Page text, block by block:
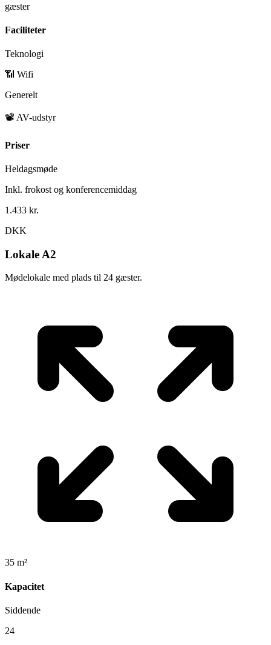
gæster
Faciliteter
Teknologi
📶 Wifi
Generelt
📽️ AV-udstyr
Priser
Heldagsmøde
Inkl. frokost og konferencemiddag
1.433 kr.
DKK
Lokale A2
Mødelokale med plads til 24 gæster.
35 m²
Kapacitet
Siddende
24